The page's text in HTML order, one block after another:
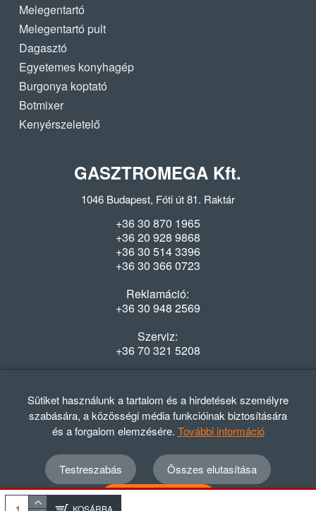
KOSÁRBA
Melegentartó
Melegentartó pult
Dagasztó
Egyetemes konyhagép
Burgonya koptató
Botmixer
Kenyérszeletelő
GASZTROMEGA Kft.
1046 Budapest, Fóti út 81. Raktár
+36 30 870 1965
+36 20 928 9868
+36 30 514 3396
+36 30 366 0723
Reklamáció:
+36 30 948 2569
Szerviz:
+36 70 321 5208
Hétfő-Péntek: 08:00-16:30
© 2012 - 2024 GASZTRΩMEGA Kft.
Adatvédelmi szabályzat
ÁSZF
Elállási nyilatkozat
Sütiket használunk a tartalom és a hirdetések személyre
szabására, a közösségi média funkcióinak biztosítására
és a forgalom elemzésére. További információ
Testreszabás
Összes elutasítása
Összes elfogadása